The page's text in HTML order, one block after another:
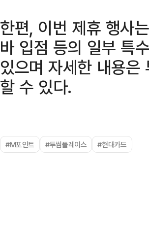
한편, 이번 제휴 행사
바 입점 등의 일부 특
있으며 자세한 내용
할 수 있다.
#M포인트 #투썸플레이스 #현대카드